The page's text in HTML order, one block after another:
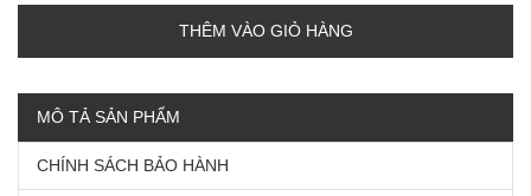
THÊM VÀO GIỎ HÀNG
MÔ TẢ SẢN PHẨM
CHÍNH SÁCH BẢO HÀNH